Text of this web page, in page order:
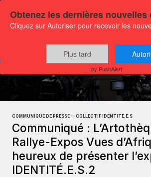
Communiqués
Culture et médias
COMMUNIQUÉ DE PRESSE — COLLECTIF IDENTITÉ.E.S
Communiqué :
Rallye-Expos Vues
heureux de présenter
IDENTITÉ.E.S.2
Obtenez les dernières nouvelles
Cliquez sur Autoriser pour recevoir les
Plus tard
by PushAlert